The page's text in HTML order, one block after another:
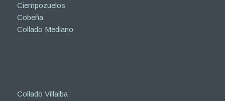
Ciempozuelos
Cobeña
Collado Mediano
Collado Villalba